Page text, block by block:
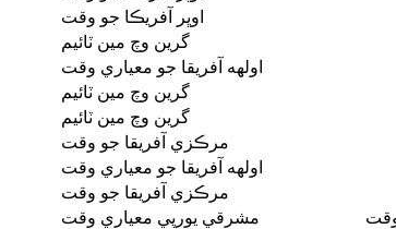
اوڀر آفريڪا جو وقت
گرين وچ مين ٽائيم
اولهه آفريقا جو معياري وقت
گرين وچ مين ٽائيم
گرين وچ مين ٽائيم
مرڪزي آفريقا جو وقت
اولهه آفريقا جو معياري وقت
مرڪزي آفريقا جو وقت
مشرقي يورپي معياري وقت